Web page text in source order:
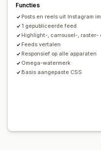
Contentplanning
Functies
Posts en reels uit Instagram
1 gepubliceerde feed
Highlight-, carrousel-, raster-
Feeds vertalen
Responsief op alle apparaten
Omega-watermerk
Basis aangepaste CSS